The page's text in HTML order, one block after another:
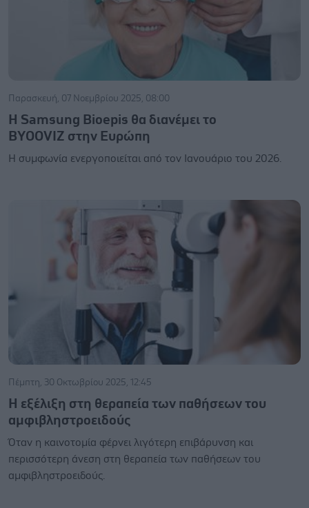
Παρασκευή, 07 Νοεμβρίου 2025, 08:00
Η Samsung Bioepis θα διανέμει το
BYOOVIZ στην Ευρώπη
Η συμφωνία ενεργοποιείται από τον Ιανουάριο του 2026.
Πέμπτη, 30 Οκτωβρίου 2025, 12:45
Η εξέλιξη στη θεραπεία των παθήσεων του
αμφιβληστροειδούς
Όταν η καινοτομία φέρνει λιγότερη επιβάρυνση και
περισσότερη άνεση στη θεραπεία των παθήσεων του
αμφιβληστροειδούς.